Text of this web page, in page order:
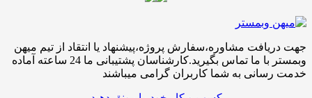
جهت دریافت مشاوره،سفارش پروژه،پیشنهاد یا انتقاد از تیم میهن
وبمستر با ما تماس بگیرید.کارشناسان پشتیبانی ما 24 ساعته آماده
خدمت رسانی به شما کاربران گرامی میباشند